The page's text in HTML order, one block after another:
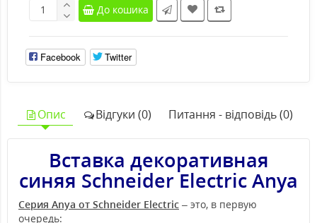
До кошика
Facebook Twitter
Опис Відгуки (0) Питання - відповідь (0)
Вставка декоративная
синяя Schneider Electric Anya
Серия Anya от Schneider Electric – это, в первую
очередь: